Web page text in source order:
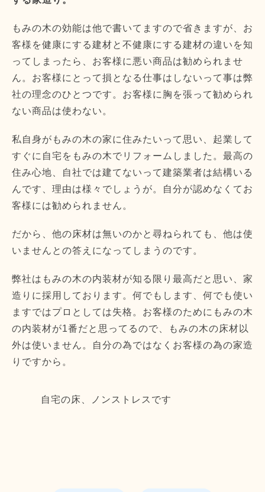
もみの木の効能は他で書いてますので省きますが、お
客様を健康にする建材と不健康にする建材の違いを知
ってしまったら、お客様に悪い商品は勧められませ
ん。お客様にとって損となる仕事はしないって事は弊
社の理念のひとつです。お客様に胸を張って勧められ
ない商品は使わない。
私自身がもみの木の家に住みたいって思い、起業して
すぐに自宅をもみの木でリフォームしました。最高の
住み心地、自社では建てないって建築業者は結構いる
んです、理由は様々でしょうが。自分が認めなくてお
客様には勧められません。
だから、他の床材は無いのかと尋ねられても、他は使
いませんとの答えになってしまうのです。
弊社はもみの木の内装材が知る限り最高だと思い、家
造りに採用しております。何でもします、何でも使い
ますではプロとしては失格。お客様のためにもみの木
の内装材が1番だと思ってるので、もみの木の床材以
外は使いません。自分の為ではなくお客様の為の家造
りですから。
自宅の床、ノンストレスです